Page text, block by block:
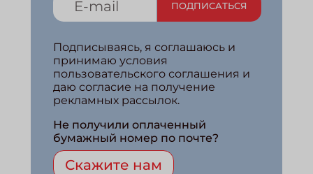
ПОДПИСАТЬСЯ
Подписываясь, я соглашаюсь и
принимаю условия
пользовательского соглашения и
даю согласие на получение
рекламных рассылок.
Не получили оплаченный
бумажный номер по почте?
Скажите нам